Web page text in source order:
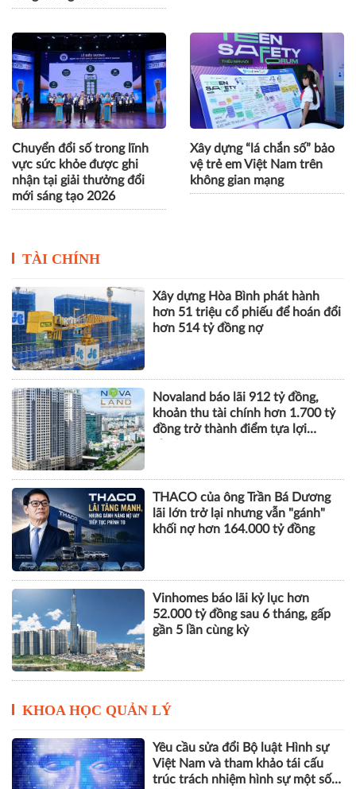
Chuyển đổi số trong lĩnh
vực sức khỏe được ghi
nhận tại giải thưởng đổi
mới sáng tạo 2026
Xây dựng “lá chắn số” bảo
vệ trẻ em Việt Nam trên
không gian mạng
TÀI CHÍNH
Xây dựng Hòa Bình phát hành
hơn 51 triệu cổ phiếu để hoán đổi
hơn 514 tỷ đồng nợ
Novaland báo lãi 912 tỷ đồng,
khoản thu tài chính hơn 1.700 tỷ
đồng trở thành điểm tựa lợi
THACO của ông Trần Bá Dương
lãi lớn trở lại nhưng vẫn "gánh"
khối nợ hơn 164.000 tỷ đồng
Vinhomes báo lãi kỷ lục hơn
52.000 tỷ đồng sau 6 tháng, gấp
gần 5 lần cùng kỳ
KHOA HỌC QUẢN LÝ
Yêu cầu sửa đổi Bộ luật Hình sự
Việt Nam và tham khảo tái cấu
trúc trách nhiệm hình sự một số